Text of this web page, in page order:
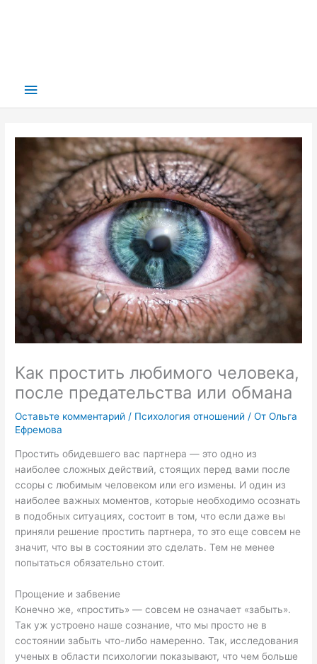
Как простить любимого человека,
после предательства или обмана
Оставьте комментарий / Психология отношений / ОтОльга
Ефремова
Простить обидевшего вас партнера — это одно из
наиболее сложных действий, стоящих перед вами после
ссоры с любимым человеком или его измены. И один из
наиболее важных моментов, которые необходимо осознать
в подобных ситуациях, состоит в том, что если даже вы
приняли решение простить партнера, то это еще совсем не
значит, что вы в состоянии это сделать. Тем не менее
попытаться обязательно стоит.
Прощение и забвение
Конечно же, «простить» — совсем не означает «забыть».
Так уж устроено наше сознание, что мы просто не в
состоянии забыть что-либо намеренно. Так, исследования
ученых в области психологии показывают, что чем больше